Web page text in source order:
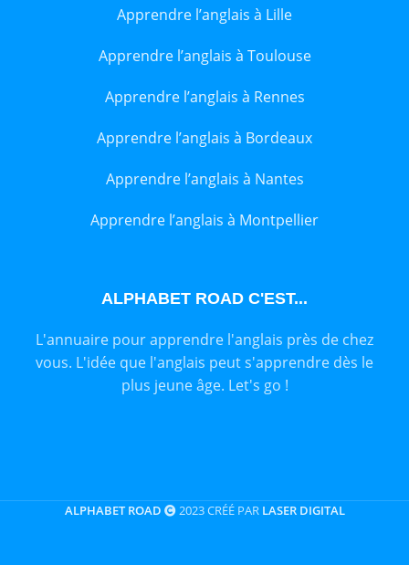
Apprendre l’anglais à Lille
Apprendre l’anglais à Toulouse
Apprendre l’anglais à Rennes
Apprendre l’anglais à Bordeaux
Apprendre l’anglais à Nantes
Apprendre l’anglais à Montpellier
ALPHABET ROAD C'EST...
L'annuaire pour apprendre l'anglais près de chez
vous. L'idée que l'anglais peut s'apprendre dès le
plus jeune âge. Let's go !
ALPHABET ROAD 2023 CRÉÉ PAR LASER DIGITAL